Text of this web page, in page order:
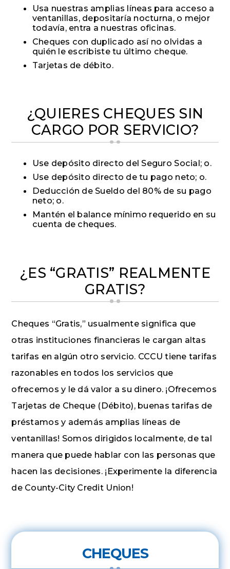
Usa nuestras amplias líneas para acceso a
ventanillas, depositaría nocturna, o mejor
todavía, entra a nuestras oficinas.
Cheques con duplicado así no olvidas a
quién le escribiste tu último cheque.
Tarjetas de débito.
¿QUIERES CHEQUES SIN
CARGO POR SERVICIO?
Use depósito directo del Seguro Social; o.
Use depósito directo de tu pago neto; o.
Deducción de Sueldo del 80% de su pago
neto; o.
Mantén el balance mínimo requerido en su
cuenta de cheques.
¿ES “GRATIS” REALMENTE
GRATIS?
Cheques “Gratis,” usualmente significa que
otras instituciones financieras le cargan altas
tarifas en algún otro servicio. CCCU tiene tarifas
razonables en todos los servicios que
ofrecemos y le dá valor a su dinero. ¡Ofrecemos
Tarjetas de Cheque (Débito), buenas tarifas de
préstamos y además amplias líneas de
ventanillas! Somos dirigidos localmente, de tal
manera que puede hablar con las personas que
hacen las decisiones. ¡Experimente la diferencia
de County-City Credit Union!
CHEQUES